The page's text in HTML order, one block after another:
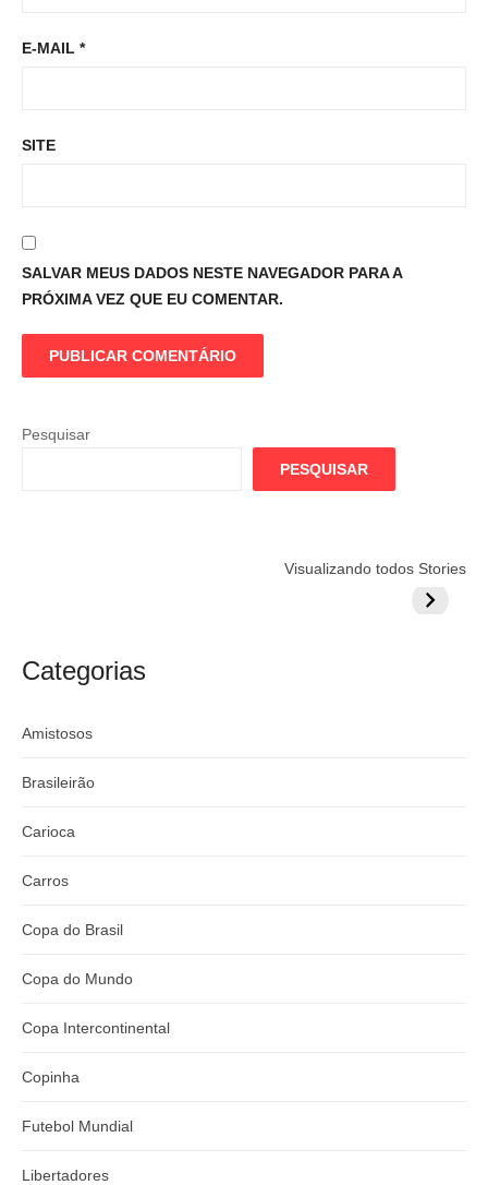
E-MAIL *
SITE
SALVAR MEUS DADOS NESTE NAVEGADOR PARA A
PRÓXIMA VEZ QUE EU COMENTAR.
Pesquisar
PESQUISAR
Visualizando todos Stories
argentino
do
Categorias
Amistosos
Brasileirão
Carioca
Carros
Copa do Brasil
Copa do Mundo
Copa Intercontinental
Copinha
Futebol Mundial
Libertadores